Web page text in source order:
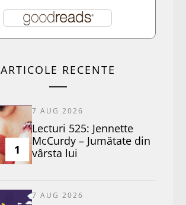
ARTICOLE RECENTE
1
7 AUG 2026
Lecturi 525: Jennette
McCurdy – Jumătate din
vârsta lui
7 AUG 2026